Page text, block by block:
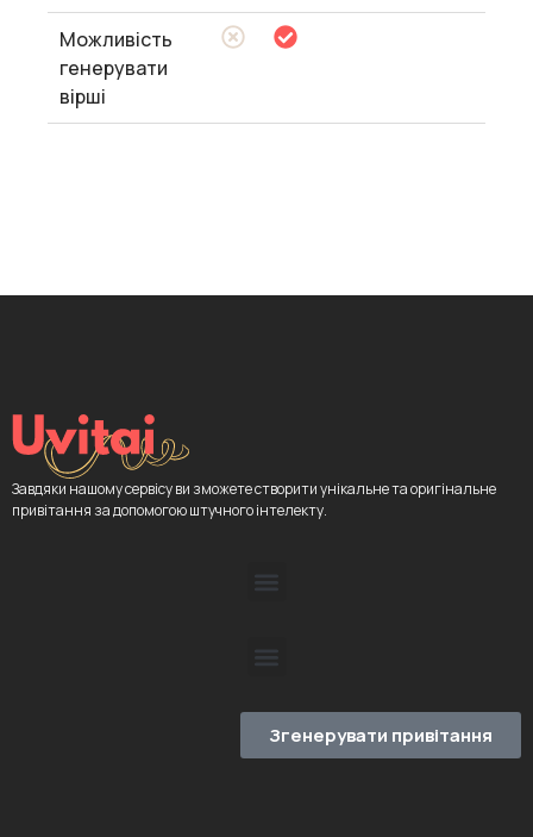
Можливість
генерувати
вірші
Завдяки нашому сервісу ви зможете створити унікальне та оригінальне
привітання за допомогою штучного інтелекту.
Згенерувати привітання